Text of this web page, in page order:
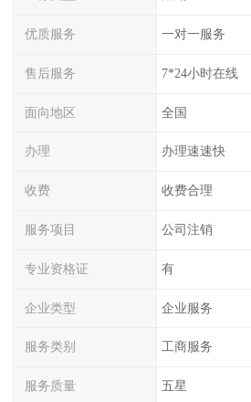
优质服务 一对一服务
售后服务 7*24小时在线
面向地区 全国
办理 办理速速快
收费 收费合理
服务项目 公司注销
专业资格证 有
企业类型 企业服务
服务类别 工商服务
服务质量 五星